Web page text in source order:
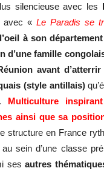
silencieuse avec les
avec « Le Paradis se
à son
d’une famille
avant d’atterrir
(style antillais)
Multiculture
ainsi que sa
structure en France
sein d’une classe
sesautres